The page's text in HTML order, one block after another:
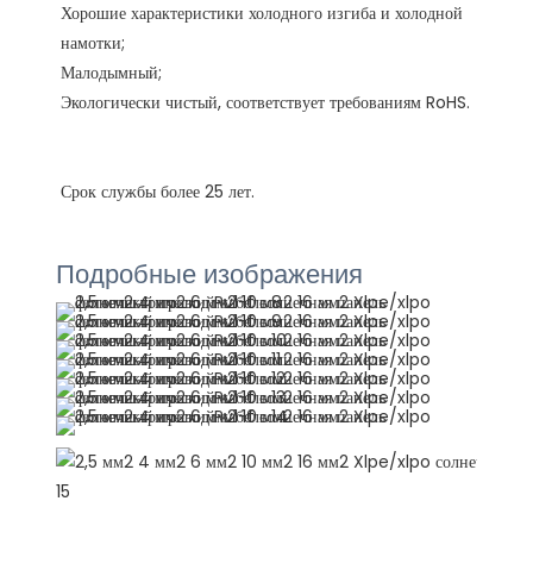
Хорошие характеристики холодного изгиба и холодной
намотки;
Малодымный;
Подробные изображения